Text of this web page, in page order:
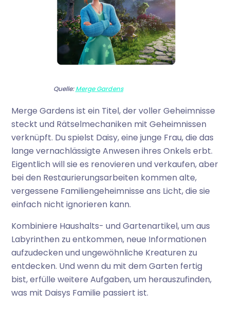
Quelle:Merge Gardens
Merge Gardens ist ein Titel, der voller Geheimnisse
steckt und Rätselmechaniken mit Geheimnissen
verknüpft. Du spielst Daisy, eine junge Frau, die das
lange vernachlässigte Anwesen ihres Onkels erbt.
Eigentlich will sie es renovieren und verkaufen, aber
bei den Restaurierungsarbeiten kommen alte,
vergessene Familiengeheimnisse ans Licht, die sie
einfach nicht ignorieren kann.
Kombiniere Haushalts- und Gartenartikel, um aus
Labyrinthen zu entkommen, neue Informationen
aufzudecken und ungewöhnliche Kreaturen zu
entdecken. Und wenn du mit dem Garten fertig
bist, erfülle weitere Aufgaben, um herauszufinden,
was mit Daisys Familie passiert ist.